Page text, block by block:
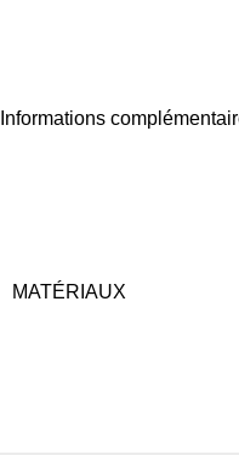
Informations
MATÉRIAUX